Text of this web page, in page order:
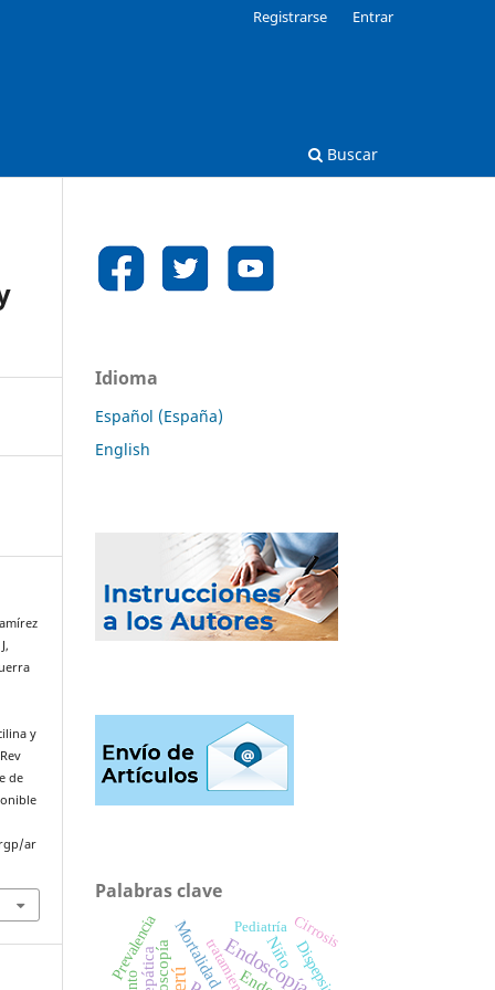
Buscar
Registrarse Entrar
y
de
ar
Idioma
Español (España)
English
Palabras clave
Endoscopía
Mortalidad Niño
Prevalencia Dispepsia
tratamiento
Cirrosis
Pediatría